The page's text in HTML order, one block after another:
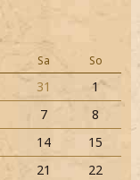
Sa So
31
1
7
8
14
15
21
22